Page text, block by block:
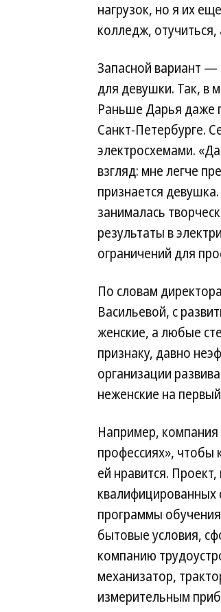
нагрузок, но я их
колледж,
Запасной вариант
для девушки. Так, в
Раньше Дарья даже
Санкт-Петербурге.
электросхемами.
взгляд: мне легче
признается
занималась
результаты в
ограничений для
По словам
Васильевой, с
женские, а любые
признаку, давно
организации
неженские на
Например,
профессиях»,
ей нравится.
квалифицированных
программы
бытовые условия,
компанию
механизатор,
измерительным